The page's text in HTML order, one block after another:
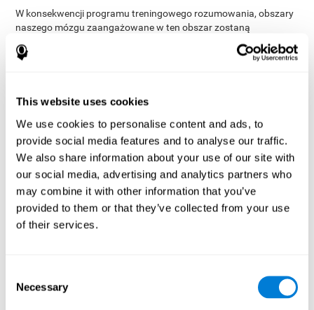
This website uses cookies
We use cookies to personalise content and ads, to
provide social media features and to analyse our traffic.
We also share information about your use of our site with
our social media, advertising and analytics partners who
may combine it with other information that you’ve
provided to them or that they’ve collected from your use
of their services.
Selection
Necessary
W konsekwencji programu treningowego rozumowania, obszary
naszego mózgu zaangażowane w ten obszar zostaną
pobudzone. Ta
stymulacja pomaga naszemu mózgowi
nieznacznie się zmienić i dostosować
. Nazywa się to
czynnościach wymagających funkcji wykonawczych, czy to
codziennym życiu.
Należy pamiętać, że aby skutecznie stymulować mózg, nie
wystarczy grać w jakąś grę. Dobry trening poznawczy musi
mieć pewne cechy, takie jak te oferowane przez trening
CogniFit: solidne podstawy naukowe, umiejętność
dostosowania się do potrzeb i poziomu użytkownika oraz
odpowiednie czynności do trenowania funkcji
wykonawczych.
Ćwiczenia funkcji wykonawczych CogniFit były
optymalizowane przez wiele lat, aby zapewnić efektywny,